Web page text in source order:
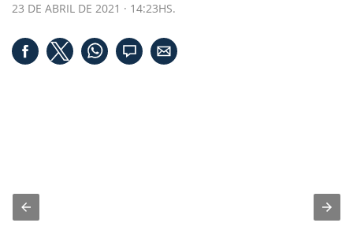
23 DE ABRIL DE 2021 · 14:23HS.